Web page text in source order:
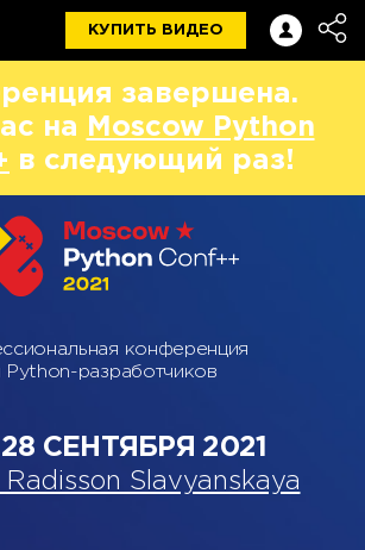
КУПИТЬ ВИДЕО
завершена.
на
Moscow Python
в следующий раз!
конференция
Python-разработчиков
СЕНТЯБРЯ 2021
Radisson Slavyanskaya